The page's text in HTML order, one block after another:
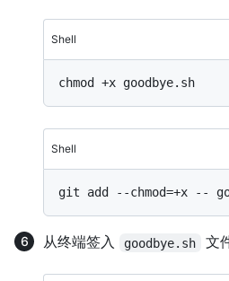
Shell
Shell
从终端签入 goodbye.sh 文